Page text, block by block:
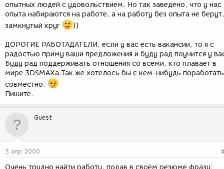
опытных людей с удовольствием. Но так заведено, что у нас
опыта набираются на работе, а на работу без опыта не берут,
замкнутый круг
))
ДОРОГИЕ РАБОТАДАТЕЛИ, если у вас есть вакансии, то я с
радостью приму ваши предложения и буду рад поучится у
Буду рад поддерживать отношения со всеми, кто плавает в
мире 3DSMAXа.Так же хотелось бы с кем-нибудь поработать
совместно.
Пишите.
Guest
3 апр 2000
Очень трудно найти работу, подав в своём резюме фразу: